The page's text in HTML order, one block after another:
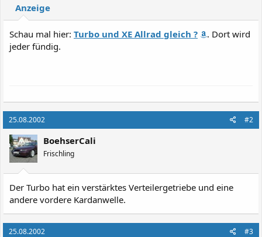
Anzeige
Schau mal hier: Turbo und XE Allrad gleich ?
. Dort wird
jeder fündig.
25.08.2002 #2
BoehserCali
Frischling
Der Turbo hat ein verstärktes Verteilergetriebe und eine
andere vordere Kardanwelle.
25.08.2002 #3